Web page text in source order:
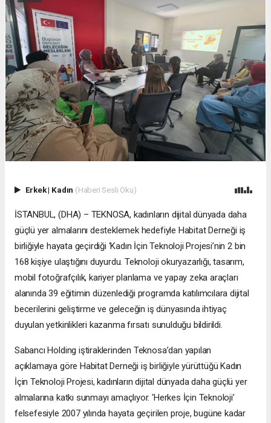
Erkek| Kadın (Haberi Sesli Oku)
İSTANBUL, (DHA) – TEKNOSA, kadınların dijital dünyada daha
güçlü yer almalarını desteklemek hedefiyle Habitat Derneği iş
birliğiyle hayata geçirdiği ‘Kadın İçin Teknoloji Projesi’nin 2 bin
168 kişiye ulaştığını duyurdu. Teknoloji okuryazarlığı, tasarım,
mobil fotoğrafçılık, kariyer planlama ve yapay zeka araçları
alanında 39 eğitimin düzenlediği programda katılımcılara dijital
becerilerini geliştirme ve geleceğin iş dünyasında ihtiyaç
duyulan yetkinlikleri kazanma fırsatı sunulduğu bildirildi.
Sabancı Holding iştiraklerinden Teknosa’dan yapılan
açıklamaya göre Habitat Derneği iş birliğiyle yürüttüğü Kadın
İçin Teknoloji Projesi, kadınların dijital dünyada daha güçlü yer
almalarına katkı sunmayı amaçlıyor. ‘Herkes İçin Teknoloji’
felsefesiyle 2007 yılında hayata geçirilen proje, bugüne kadar